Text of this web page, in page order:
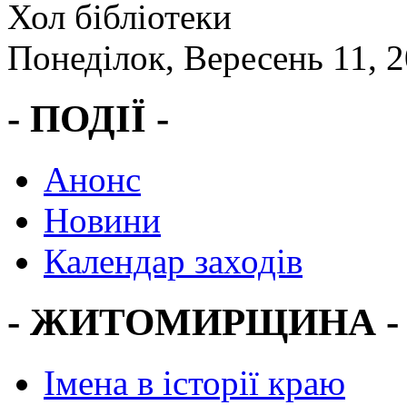
Хол бібліотеки
Понеділок, Вересень 11,
- ПОДІЇ -
Анонс
Новини
Календар заходів
- ЖИТОМИРЩИНА -
Імена в історії краю